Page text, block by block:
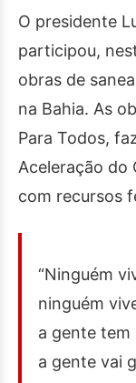
O presidente
participou,
obras de
na Bahia. As
Para Todos,
Aceleração do
com recursos
“Ninguém
ninguém
a gente tem
a gente vai